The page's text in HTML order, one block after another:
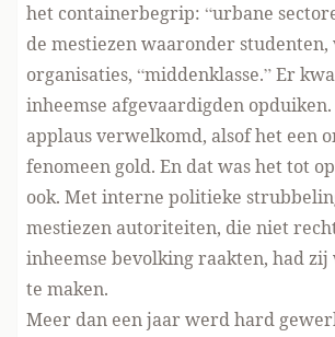
het containerbegrip: “urbane
de mestiezen waaronder studenten,
organisaties, “middenklasse.” Er
inheemse afgevaardigden
applaus verwelkomd, alsof het een
fenomeen gold. En dat was het tot
ook. Met interne politieke
mestiezen autoriteiten, die niet
inheemse bevolking raakten, had
te maken.
Meer dan een jaar werd hard